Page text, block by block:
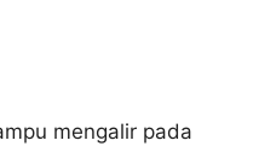
mengalir pada